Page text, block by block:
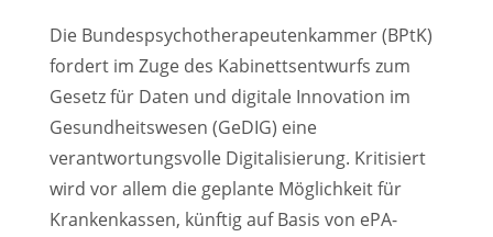
Die Bundespsychotherapeutenkammer (BPtK)
fordert im Zuge des Kabinettsentwurfs zum
Gesetz für Daten und digitale Innovation im
Gesundheitswesen (GeDIG) eine
verantwortungsvolle Digitalisierung. Kritisiert
wird vor allem die geplante Möglichkeit für
Krankenkassen, künftig auf Basis von ePA-